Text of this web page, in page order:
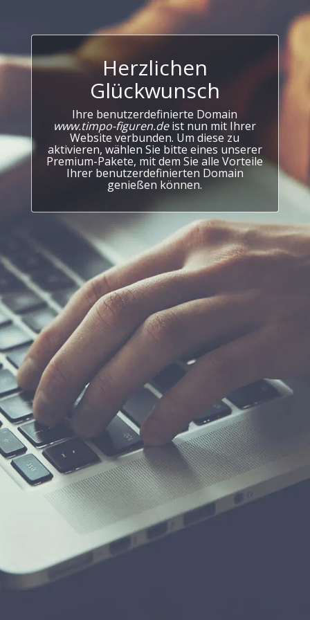
Herzlichen
Glückwunsch
Ihre benutzerdefinierte Domain
www.timpo-figuren.deist nun mit Ihrer
Website verbunden. Um diese zu
aktivieren, wählen Sie bitte eines unserer
Premium-Pakete, mit dem Sie alle Vorteile
Ihrer benutzerdefinierten Domain
genießen können.